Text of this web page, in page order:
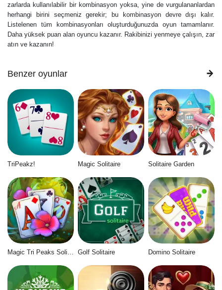
zarlarda kullanılabilir bir kombinasyon yoksa, yine de vurgulananlardan
herhangi birini seçmeniz gerekir; bu kombinasyon devre dışı kalır.
Listelenen tüm kombinasyonları oluşturduğunuzda oyun tamamlanır.
Daha yüksek puan alan oyuncu kazanır. Rakibinizi yenmeye çalışın, zar
atın ve kazanın!
Benzer oyunlar
TriPeakz! Magic Solitaire Solitaire Garden
Magic Tri Peaks Solitaire Golf Solitaire Domino Solitaire